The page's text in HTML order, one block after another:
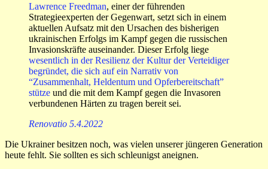
Lawrence Freedman, einer der führenden
Strategieexperten der Gegenwart, setzt sich in einem
aktuellen Aufsatz mit den Ursachen des bisherigen
ukrainischen Erfolgs im Kampf gegen die russischen
Invasionskräfte auseinander. Dieser Erfolg liege
wesentlich in der Resilienz der Kultur der Verteidiger
begründet, die sich auf ein Narrativ von
“Zusammenhalt, Heldentum und Opferbereitschaft”
stütze und die mit dem Kampf gegen die Invasoren
verbundenen Härten zu tragen bereit sei.
Renovatio 5.4.2022
Die Ukrainer besitzen noch, was vielen unserer jüngeren Generation
heute fehlt. Sie sollten es sich schleunigst aneignen.